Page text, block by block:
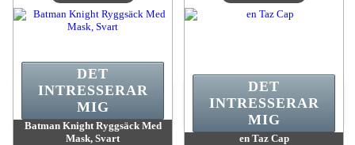
Batman Knight Ryggsäck Med
Mask, Svart
DET
INTRESSERAR
MIG
en Taz Cap
DET
INTRESSERAR
MIG